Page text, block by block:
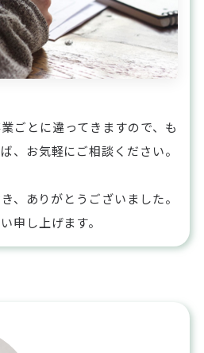
ごとに違ってきますので、も
、お気軽にご相談ください。
、ありがとうございました。
申し上げます。